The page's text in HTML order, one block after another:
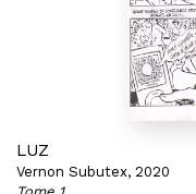
LUZ
Vernon Subutex, 2020